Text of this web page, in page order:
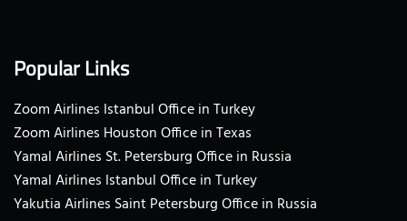
Popular Links
Zoom Airlines Istanbul Office in Turkey
Zoom Airlines Houston Office in Texas
Yamal Airlines St. Petersburg Office in Russia
Yamal Airlines Istanbul Office in Turkey
Yakutia Airlines Saint Petersburg Office in Russia